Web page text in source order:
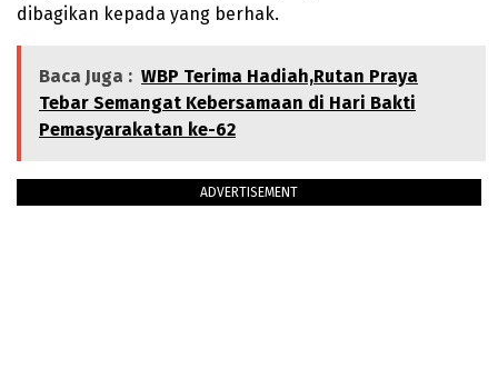
dibagikan kepada yang berhak.
Baca Juga : WBP Terima Hadiah,Rutan Praya
Tebar Semangat Kebersamaan di Hari Bakti
Pemasyarakatan ke-62
ADVERTISEMENT